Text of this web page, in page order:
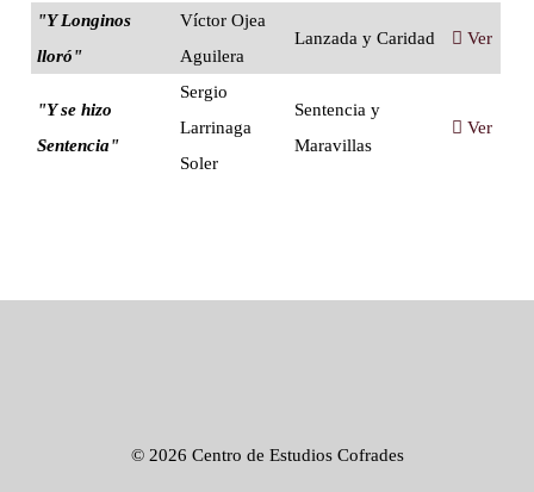
"Y Longinos
lloró"
Víctor Ojea
Aguilera
Lanzada y Caridad Ver
"Y se hizo
Sentencia"
Sergio
Larrinaga
Soler
Sentencia y
Maravillas
Ver
© 2026 Centro de Estudios Cofrades